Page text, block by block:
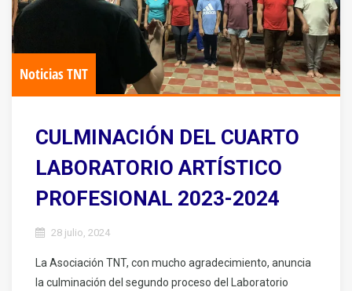
Noticias TNT
CULMINACIÓN DEL CUARTO
LABORATORIO ARTÍSTICO
PROFESIONAL 2023-2024
28 julio, 2024
La Asociación TNT, con mucho agradecimiento, anuncia
la culminación del segundo proceso del Laboratorio